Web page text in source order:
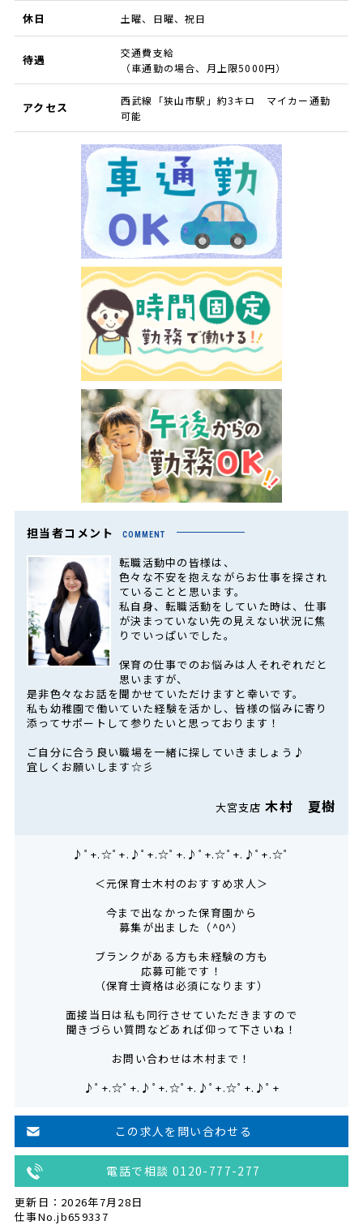
休日 土曜、日曜、祝日
待遇
交通費支給
（車通勤の場合、月上限5000円）
アクセス
西武線「狭山市駅」約3キロ マイカー通勤
可能
担当者コメント COMMENT
転職活動中の皆様は、
色々な不安を抱えながらお仕事を探され
ていることと思います。
私自身、転職活動をしていた時は、仕事
が決まっていない先の見えない状況に焦
りでいっぱいでした。
保育の仕事でのお悩みは人それぞれだと
思いますが、
是非色々なお話を聞かせていただけますと幸いです。
私も幼稚園で働いていた経験を活かし、皆様の悩みに寄り
添ってサポートして参りたいと思っております！
ご自分に合う良い職場を一緒に探していきましょう♪
宜しくお願いします☆彡
大宮支店木村 夏樹
♪ﾟ+.☆ﾟ+.♪ﾟ+.☆ﾟ+.♪ﾟ+.☆ﾟ+.♪ﾟ+.☆ﾟ
＜元保育士木村のおすすめ求人＞
今まで出なかった保育園から
募集が出ました（^0^）
ブランクがある方も未経験の方も
応募可能です！
（保育士資格は必須になります）
面接当日は私も同行させていただきますので
聞きづらい質問などあれば仰って下さいね！
お問い合わせは木村まで！
♪ﾟ+.☆ﾟ+.♪ﾟ+.☆ﾟ+.♪ﾟ+.☆ﾟ+.♪ﾟ+
この求人を問い合わせる
電話で相談 0120-777-277
更新日：2026年7月28日
仕事No.jb659337